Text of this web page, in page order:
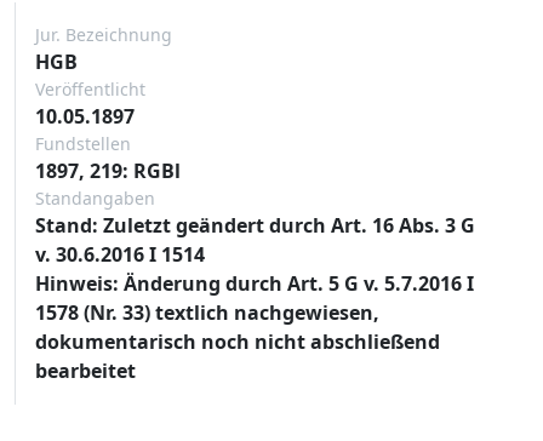
Jur. Bezeichnung
HGB
Veröffentlicht
10.05.1897
Fundstellen
1897, 219: RGBl
Standangaben
Stand: Zuletzt geändert durch Art. 16 Abs. 3 G
v. 30.6.2016 I 1514
Hinweis: Änderung durch Art. 5 G v. 5.7.2016 I
1578 (Nr. 33) textlich nachgewiesen,
dokumentarisch noch nicht abschließend
bearbeitet